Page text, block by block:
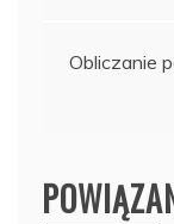
Obliczanie